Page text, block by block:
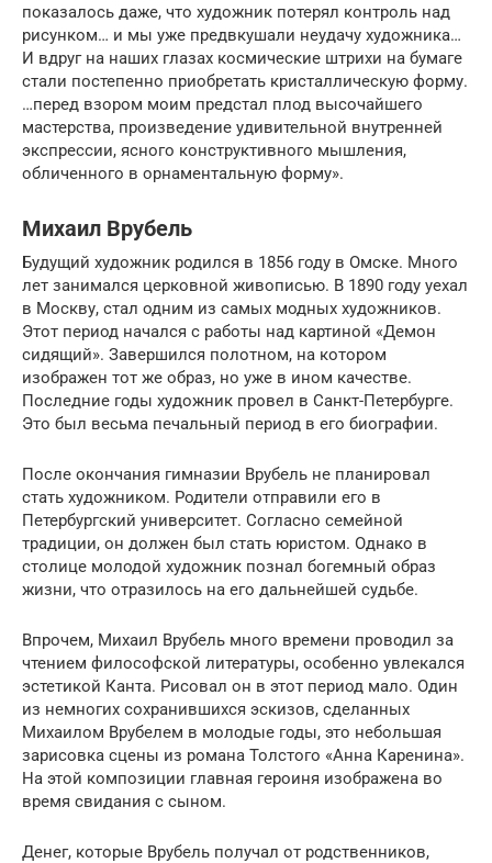
показалось даже, что художник потерял контроль над
рисунком… и мы уже предвкушали неудачу художника…
И вдруг на наших глазах космические штрихи на бумаге
стали постепенно приобретать кристаллическую форму.
…перед взором моим предстал плод высочайшего
мастерства, произведение удивительной внутренней
экспрессии, ясного конструктивного мышления,
обличенного в орнаментальную форму».
Михаил Врубель
Будущий художник родился в 1856 году в Омске. Много
лет занимался церковной живописью. В 1890 году уехал
в Москву, стал одним из самых модных художников.
Этот период начался с работы над картиной «Демон
сидящий». Завершился полотном, на котором
изображен тот же образ, но уже в ином качестве.
Последние годы художник провел в Санкт-Петербурге.
Это был весьма печальный период в его биографии.
После окончания гимназии Врубель не планировал
стать художником. Родители отправили его в
Петербургский университет. Согласно семейной
традиции, он должен был стать юристом. Однако в
столице молодой художник познал богемный образ
жизни, что отразилось на его дальнейшей судьбе.
Впрочем, Михаил Врубель много времени проводил за
чтением философской литературы, особенно увлекался
эстетикой Канта. Рисовал он в этот период мало. Один
из немногих сохранившихся эскизов, сделанных
Михаилом Врубелем в молодые годы, это небольшая
зарисовка сцены из романа Толстого «Анна Каренина».
На этой композиции главная героиня изображена во
время свидания с сыном.
Денег, которые Врубель получал от родственников,